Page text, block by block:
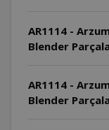
AR1114 -
Blender
AR1114 -
Blender